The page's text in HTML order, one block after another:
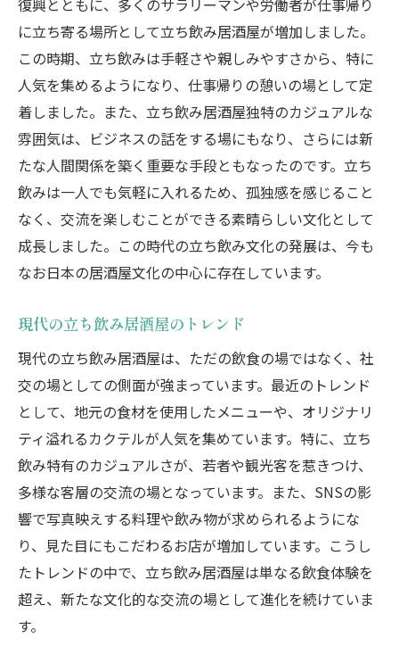
地域特産の立ち飲みメニュー
立ち飲みでしか味わえない珍味
スイーツ好き必見のデザートメニュー
立ち飲みの楽しみ方：初心者向けガイド
初めての立ち飲みに挑戦！
立ち飲みの選び方とコツ
友達と楽しむ立ち飲み体験
一人飲みでも楽しめる立ち飲み
立ち飲みでの出会いの楽しさ
立ち飲み居酒屋での社交の楽しさ
立ち飲みで新しい友達を作ろう
常連客との交流の楽しみ
立ち飲みで生まれるビジネスチャンス
立ち飲みでの異文化交流
立ち飲みでの会話のコツ
特別イベントでの社交
立ち飲みの魅力をさらに引き出すコツ
立ち飲みの究極の楽しみ方
立ち飲み居酒屋の攻略法
復興とともに、多くのサラリーマンや労働者が仕事帰り
に立ち寄る場所として立ち飲み居酒屋が増加しました。
この時期、立ち飲みは手軽さや親しみやすさから、特に
人気を集めるようになり、仕事帰りの憩いの場として定
着しました。また、立ち飲み居酒屋独特のカジュアルな
雰囲気は、ビジネスの話をする場にもなり、さらには新
たな人間関係を築く重要な手段ともなったのです。立ち
飲みは一人でも気軽に入れるため、孤独感を感じること
なく、交流を楽しむことができる素晴らしい文化として
成長しました。この時代の立ち飲み文化の発展は、今も
なお日本の居酒屋文化の中心に存在しています。
現代の立ち飲み居酒屋のトレンド
現代の立ち飲み居酒屋は、ただの飲食の場ではなく、社
交の場としての側面が強まっています。最近のトレンド
として、地元の食材を使用したメニューや、オリジナリ
ティ溢れるカクテルが人気を集めています。特に、立ち
飲み特有のカジュアルさが、若者や観光客を惹きつけ、
多様な客層の交流の場となっています。また、SNSの影
響で写真映えする料理や飲み物が求められるようにな
り、見た目にもこだわるお店が増加しています。こうし
たトレンドの中で、立ち飲み居酒屋は単なる飲食体験を
超え、新たな文化的な交流の場として進化を続けていま
す。